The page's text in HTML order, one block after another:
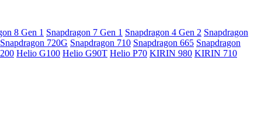
8 Gen 1 Snapdragon 7 Gen 1 Snapdragon 4 Gen 2 Snapdragon
Snapdragon 720G Snapdragon 710 Snapdragon 665 Snapdragon
Helio G100 Helio G90T Helio P70 KIRIN 980 KIRIN 710